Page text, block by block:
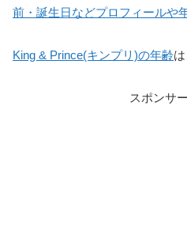
前・誕生日などプロフィールや
King & Prince(キンプリ)の年齢
スポンサ